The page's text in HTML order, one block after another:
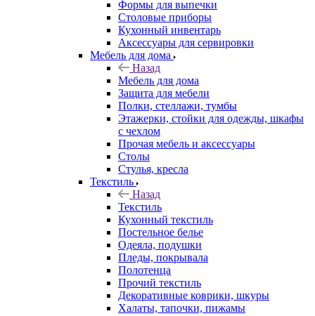
Формы для выпечки
Столовые приборы
Кухонный инвентарь
Аксессуары для сервировки
Мебель для дома
Назад
Мебель для дома
Защита для мебели
Полки, стеллажи, тумбы
Этажерки, стойки для одежды, шкафы
с чехлом
Прочая мебель и аксессуары
Столы
Стулья, кресла
Текстиль
Назад
Текстиль
Кухонный текстиль
Постельное белье
Одеяла, подушки
Пледы, покрывала
Полотенца
Прочий текстиль
Декоративные коврики, шкуры
Халаты, тапочки, пижамы